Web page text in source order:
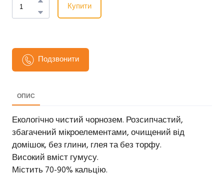
Купити
Подзвонити
ОПИС
Екологічно чистий чорнозем. Розсипчастий,
збагачений мікроелементами, очищений від
домішок, без глини, глея та без торфу.
Високий вміст гумусу.
Містить 70-90% кальцію.